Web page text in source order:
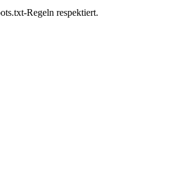
Regeln respektiert.